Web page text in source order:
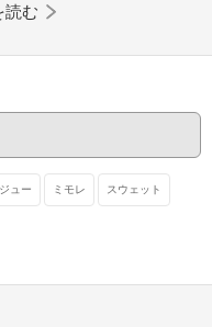
読む
ュー ミモレ スウェット